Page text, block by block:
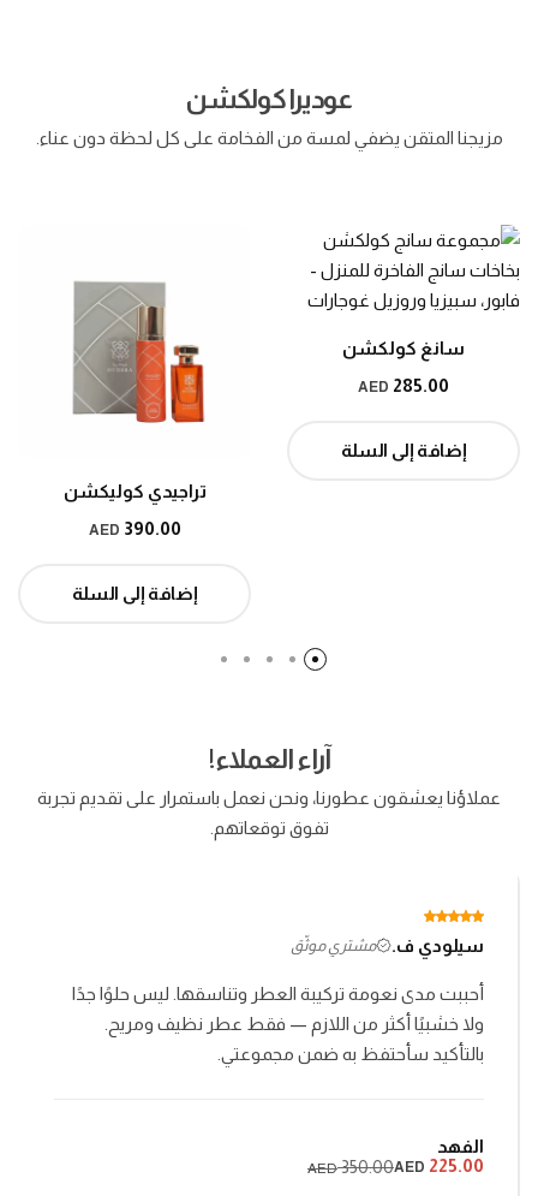
عوديرا كولكشن
مزيجنا المتقن يضفي لمسة من الفخامة على كل لحظة دون عناء.
سانغ كولكشن
AED 285.00
إضافة إلى السلة
تراجيدي كوليكشن
AED 390.00
إضافة إلى السلة
آراء العملاء!
عملاؤنا يعشقون عطورنا، ونحن نعمل باستمرار على تقديم تجربة
تفوق توقعاتهم.
سيلودي ف. مشتري موثّق
أحببت مدى نعومة تركيبة العطر وتناسقها. ليس حلوًا جدًا
ولا خشبيًا أكثر من اللازم — فقط عطر نظيف ومريح.
بالتأكيد سأحتفظ به ضمن مجموعتي.
الفهد
AED350.00AED 225.00